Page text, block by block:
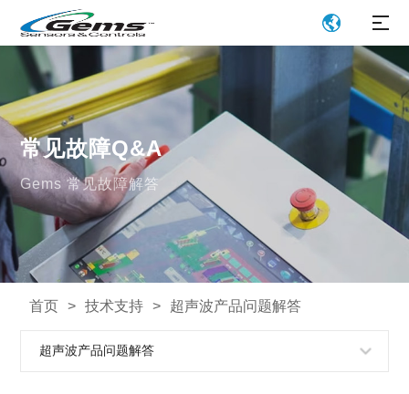
常见故障Q&A
Gems 常见故障解答
首页 > 技术支持 > 超声波产品问题解答
超声波产品问题解答